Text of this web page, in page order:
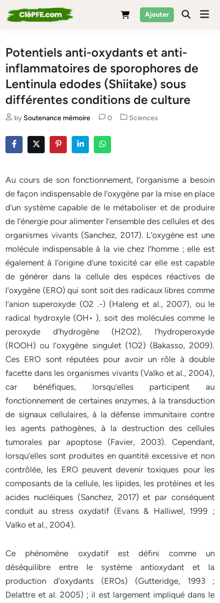
to
Ajouter
Potentiels anti-oxydants et anti-
inflammatoires de sporophores de
Lentinula edodes (Shiitake) sous
différentes conditions de culture
by Soutenance mémoire 0
Posted
Sciences
Au cours de son fonctionnement, l’organisme a besoin
de façon indispensable de l’oxygène par la mise en place
d’un système capable de le métaboliser et de produire
de l’énergie pour alimenter l’ensemble des cellules et des
organismes vivants (Sanchez, 2017). L’oxygène est une
molécule indispensable à la vie chez l’homme ; elle est
également à l’origine d’une toxicité car elle est capable
de générer dans la cellule des espèces réactives de
l’oxygène (ERO) qui sont soit des radicaux libres comme
l’anion superoxyde (O2 .-) (Haleng et al., 2007), ou le
radical hydroxyle (OH• ), soit des molécules comme le
peroxyde d’hydrogène (H2O2), l’hydroperoxyde
(ROOH) ou l’oxygène singulet (1O2) (Bakasso, 2009).
Ces ERO sont réputées pour avoir un rôle à double
facette dans les organismes vivants (Valko et al., 2004),
car bénéfiques, lorsqu’elles participent au
fonctionnement de certaines enzymes, à la transduction
de signaux cellulaires, à la défense immunitaire contre
les agents pathogènes, à la destruction des cellules
tumorales par apoptose (Favier, 2003). Cependant,
lorsqu’elles sont produites en quantité excessive et non
contrôlée, les ERO peuvent devenir toxiques pour les
composants de la cellule, les lipides, les protéines et les
acides nucléiques (Sanchez, 2017) et par conséquent
conduit au stress oxydatif (Evans & Halliwel, 1999 ;
Valko et al., 2004).
Ce phénomène oxydatif est défini comme un
déséquilibre entre le système antioxydant et la
production d’oxydants (EROs) (Gutteridge, 1993 ;
Delattre et al. 2005) ; il est largement impliqué dans le